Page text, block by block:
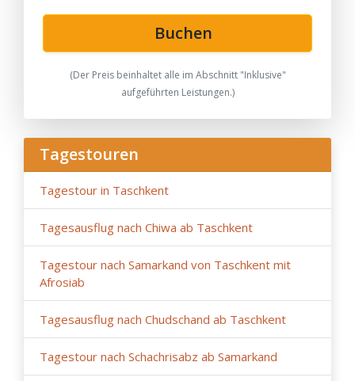
Buchen
(Der Preis beinhaltet alle im Abschnitt "Inklusive"
aufgeführten Leistungen.)
Tagestouren
Tagestour in Taschkent
Tagesausflug nach Chiwa ab Taschkent
Tagestour nach Samarkand von Taschkent mit
Afrosiab
Tagesausflug nach Chudschand ab Taschkent
Tagestour nach Schachrisabz ab Samarkand